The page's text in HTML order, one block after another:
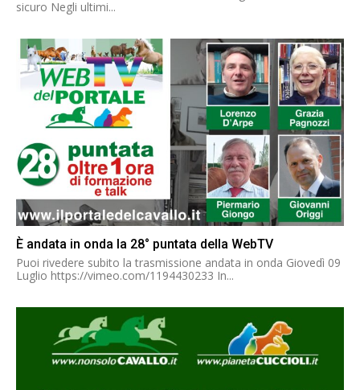
sicuro Negli ultimi...
È andata in onda la 28° puntata della WebTV
Puoi rivedere subito la trasmissione andata in onda Giovedì 09
Luglio https://vimeo.com/1194430233 In...